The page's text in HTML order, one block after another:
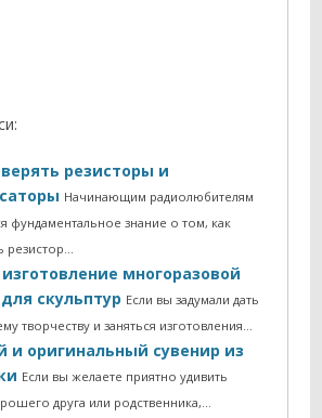
резисторы и
Начинающим радиолюбителям
фундаментальное знание о том, как
резистор…
многоразовой
скульптур Если вы задумали дать
творчеству и заняться изготовления…
и оригинальный сувенир из
Если вы желаете приятно удивить
друга или родственника,…